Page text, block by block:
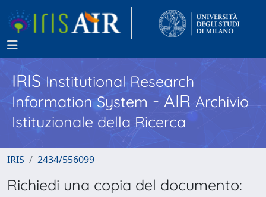
IRISInstitutional Research
Information System - AIR Archivio
Istituzionale della Ricerca
IRIS 2434/556099
Richiedi una copia del documento: